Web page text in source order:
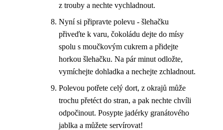
z trouby a nechte vychladnout.
Nyní si připravte polevu - šlehačku
přiveďte k varu, čokoládu dejte do mísy
spolu s moučkovým cukrem a přidejte
horkou šlehačku. Na pár minut odložte,
vymíchejte dohladka a nechejte zchladnout.
Polevou potřete celý dort, z okrajů může
trochu přetéct do stran, a pak nechte chvíli
odpočinout. Posypte jadérky granátového
jablka a můžete servírovat!